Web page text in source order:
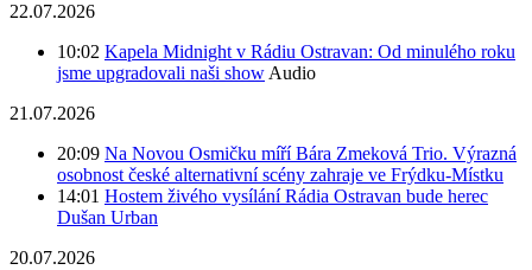
22.07.2026
10:02 Kapela Midnight v Rádiu Ostravan: Od minulého roku
jsme upgradovali naši show Audio
21.07.2026
20:09 Na Novou Osmičku míří Bára Zmeková Trio. Výrazná
osobnost české alternativní scény zahraje ve Frýdku-Místku
14:01 Hostem živého vysílání Rádia Ostravan bude herec
Dušan Urban
20.07.2026